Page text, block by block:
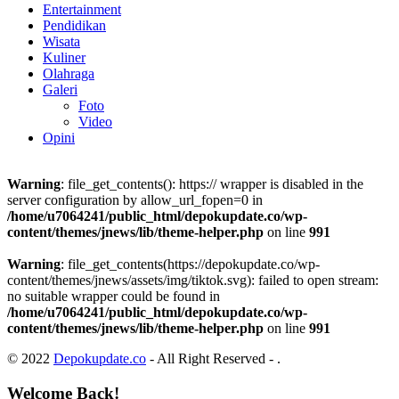
Entertainment
Pendidikan
Wisata
Kuliner
Olahraga
Galeri
Foto
Video
Opini
Warning: file_get_contents(): https:// wrapper is disabled in the
server configuration by allow_url_fopen=0 in
/home/u7064241/public_html/depokupdate.co/wp-
content/themes/jnews/lib/theme-helper.php on line 991
Warning: file_get_contents(https://depokupdate.co/wp-
content/themes/jnews/assets/img/tiktok.svg): failed to open stream:
no suitable wrapper could be found in
/home/u7064241/public_html/depokupdate.co/wp-
content/themes/jnews/lib/theme-helper.php on line 991
© 2022 Depokupdate.co - All Right Reserved - .
Welcome Back!